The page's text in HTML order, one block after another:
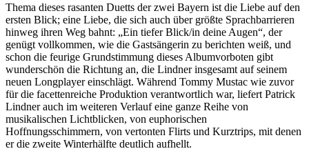
Thema dieses rasanten Duetts der zwei Bayern ist die Liebe auf den
ersten Blick; eine Liebe, die sich auch über größte Sprachbarrieren
hinweg ihren Weg bahnt: „Ein tiefer Blick/in deine Augen“, der
genügt vollkommen, wie die Gastsängerin zu berichten weiß, und
schon die feurige Grundstimmung dieses Albumvorboten gibt
wunderschön die Richtung an, die Lindner insgesamt auf seinem
neuen Longplayer einschlägt. Während Tommy Mustac wie zuvor
für die facettenreiche Produktion verantwortlich war, liefert Patrick
Lindner auch im weiteren Verlauf eine ganze Reihe von
musikalischen Lichtblicken, von euphorischen
Hoffnungsschimmern, von vertonten Flirts und Kurztrips, mit denen
er die zweite Winterhälfte deutlich aufhellt.